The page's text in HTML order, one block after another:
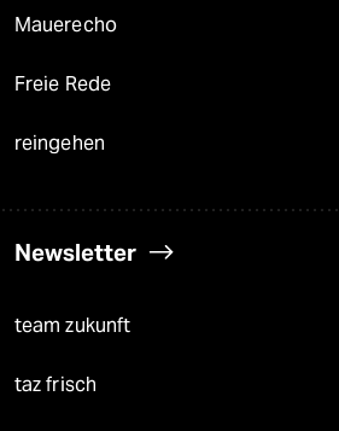
Mauerecho
Freie Rede
reingehen
Newsletter
team zukunft
taz frisch